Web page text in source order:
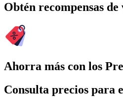
Obtén recompensas
Ahorra más con los
Consulta precios para